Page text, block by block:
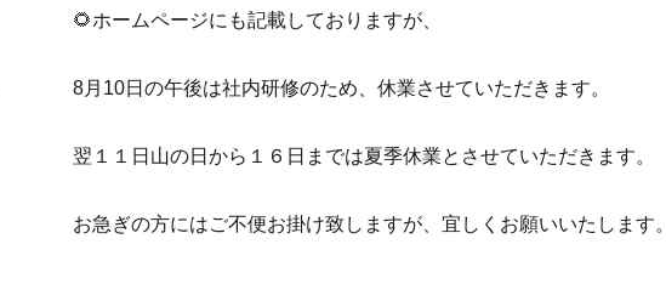
🌻ホームページにも記載しておりますが、
8月10日の午後は社内研修のため、休業させていただきます。
翌１１日山の日から１６日までは夏季休業とさせていただきます。
お急ぎの方にはご不便お掛け致しますが、宜しくお願いいたします。